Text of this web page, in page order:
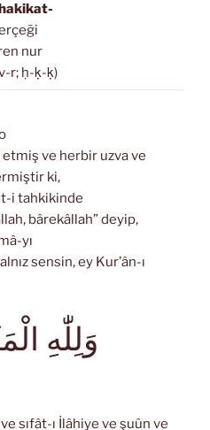
nur
r; ḥ-ḳ-ḳ)
ve herbir uzva ve
ki,
i tahkikinde
bârekâllah” deyip,
yı
sensin, ey Kur’ân-ı
وَلِلّٰهِ
sıfât-ı İlâhiye ve şuûn ve